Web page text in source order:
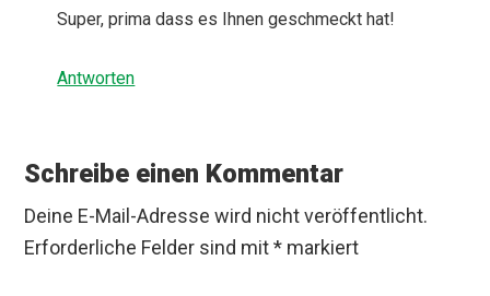
Super, prima dass es Ihnen geschmeckt hat!
Antworten
Schreibe einen Kommentar
Deine E-Mail-Adresse wird nicht veröffentlicht.
Erforderliche Felder sind mit* markiert